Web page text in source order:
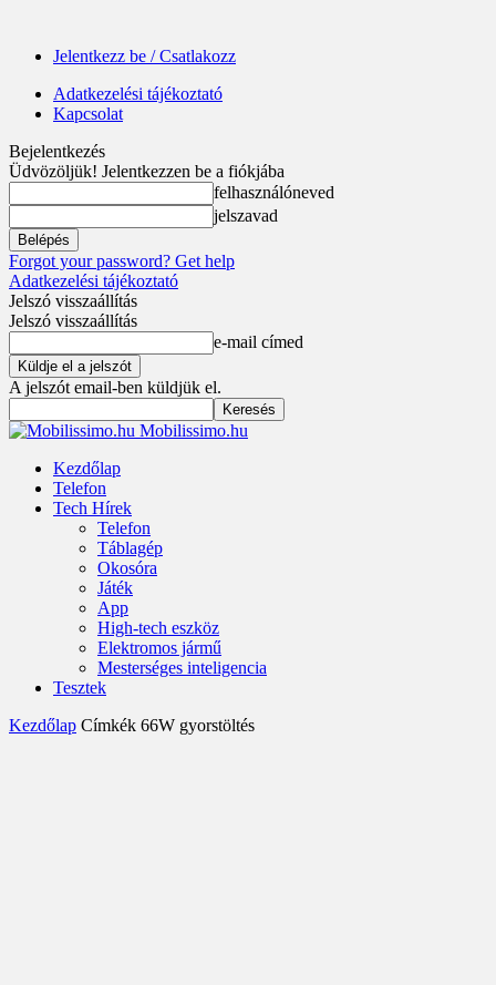
Jelentkezz be / Csatlakozz
Adatkezelési tájékoztató
Kapcsolat
Bejelentkezés
Üdvözöljük! Jelentkezzen be a fiókjába
felhasználóneved
jelszavad
Forgot your password? Get help
Adatkezelési tájékoztató
Jelszó visszaállítás
Jelszó visszaállítás
e-mail címed
A jelszót email-ben küldjük el.
Mobilissimo.hu
Kezdőlap
Telefon
Tech Hírek
Telefon
Táblagép
Okosóra
Játék
App
High-tech eszköz
Elektromos jármű
Mesterséges inteligencia
Tesztek
Kezdőlap Címkék 66W gyorstöltés